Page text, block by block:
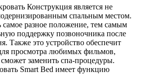
Конструкция является не
спальным местом.
разное положение, тем самым
поддержку позвоночника после
Также это устройство обеспечит
просмотра любимых фильмов,
заменить спа-процедуры.
Smart Bed имеет функцию